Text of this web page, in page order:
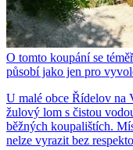
O tomto koupání se
působí jako jen pro
U malé obce Řídelov na
žulový lom s čistou
běžných koupalištích.
nelze vyrazit bez